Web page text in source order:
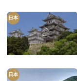
日本
日本